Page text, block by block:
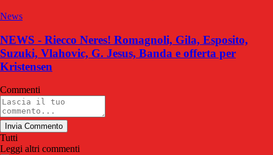
News
NEWS - Riecco Neres! Romagnoli, Gila, Esposito,
Suzuki, Vlahovic, G. Jesus, Banda e offerta per
Kristensen
Commenti
Invia Commento
Tutti
Leggi altri commenti